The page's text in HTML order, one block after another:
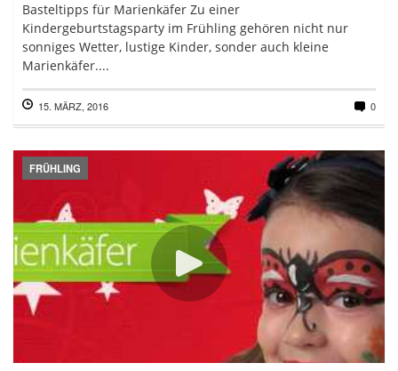
Basteltipps für Marienkäfer Zu einer
Kindergeburtstagsparty im Frühling gehören nicht nur
sonniges Wetter, lustige Kinder, sonder auch kleine
Marienkäfer....
15. MÄRZ, 2016 0
FRÜHLING